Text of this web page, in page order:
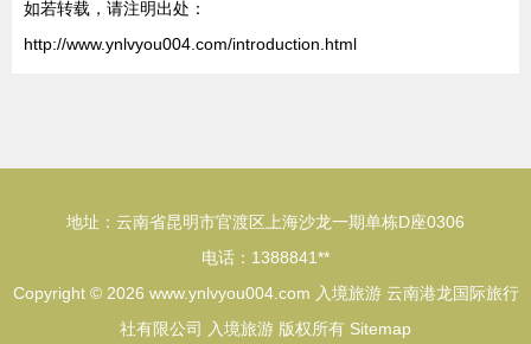
如若转载，请注明出处：
http://www.ynlvyou004.com/introduction.html
地址：云南省昆明市官渡区上海沙龙一期单栋D座0306
电话：1388841**
Copyright © 2026 www.ynlvyou004.com 入境旅游 云南港龙国际旅行
社有限公司
入境旅游 版权所有 Sitemap